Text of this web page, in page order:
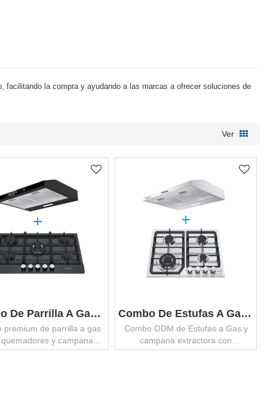
facilitando la compra y ayudando a las marcas a ofrecer soluciones de
Ver
Combo De Parrilla A Gas De 5 Quemadores Y Campana Extractora De 75cm D | Set ODM De Electrodomésticos De Cocina
premium de parrilla a gas
y campana
con soporte ODM/OEM,
modernas y listas para el
Combo De Estufas A Gas De 60cm Y Campana Extractora Slim C | Set De Electrodomésticos De Cocina
Combo ODM de Estufas a Gas y
campana extractora con
rendimiento equilibrado y demanda